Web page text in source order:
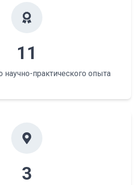
11
научно-практического опыта
3